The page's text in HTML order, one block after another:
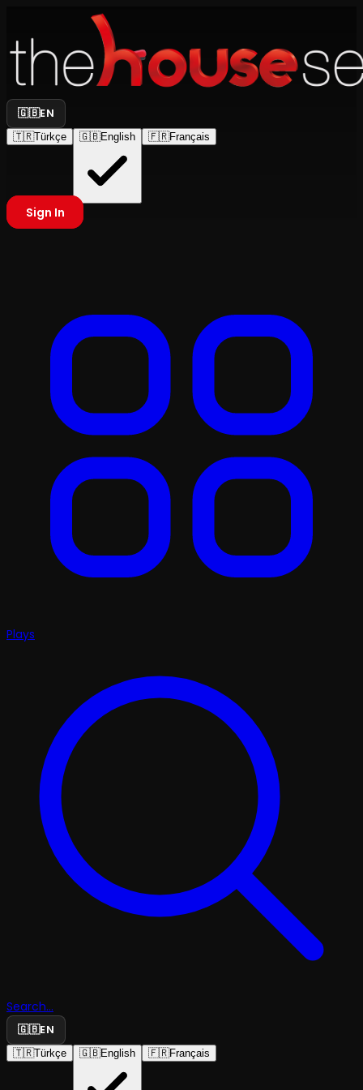
🇬🇧EN
🇹🇷Türkçe 🇬🇧English 🇫🇷Français
Sign In
Plays
Search...
🇬🇧EN
🇹🇷Türkçe 🇬🇧English 🇫🇷Français